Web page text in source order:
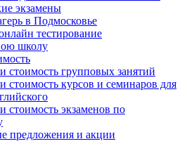
экзамены
в Подмосковье
тестирование
школу
стоимость групповых занятий
стоимость курсов и семинаров для
стоимость экзаменов по
предложения и акции